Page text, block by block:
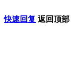
快速回复 返回顶部